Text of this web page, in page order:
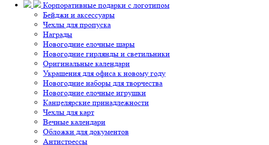
Корпоративные подарки с логотипом
Бейджи и аксессуары
Чехлы для пропуска
Награды
Новогодние елочные шары
Новогодние гирлянды и светильники
Оригинальные календари
Украшения для офиса к новому году
Новогодние наборы для творчества
Новогодние елочные игрушки
Канцелярские принадлежности
Чехлы для карт
Вечные календари
Обложки для документов
Антистрессы